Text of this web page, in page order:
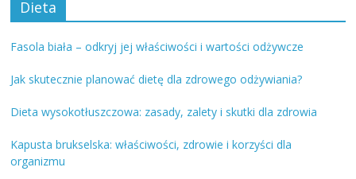
Dieta
Fasola biała – odkryj jej właściwości i wartości odżywcze
Jak skutecznie planować dietę dla zdrowego odżywiania?
Dieta wysokotłuszczowa: zasady, zalety i skutki dla zdrowia
Kapusta brukselska: właściwości, zdrowie i korzyści dla
organizmu